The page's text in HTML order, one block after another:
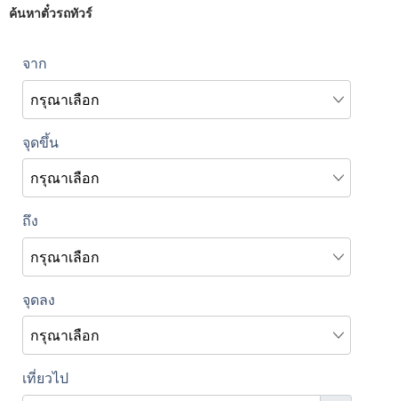
ค้นหาตั๋วรถทัวร์